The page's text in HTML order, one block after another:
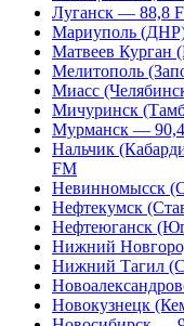
Луганск — 88,8
Мариуполь
Матвеев Курган
Мелитополь
Миасс
Мичуринск
Мурманск —
Нальчик
FM
Невинномысск
Нефтекумск
Нефтеюганск
Нижний
Нижний Тагил
Новокузнецк